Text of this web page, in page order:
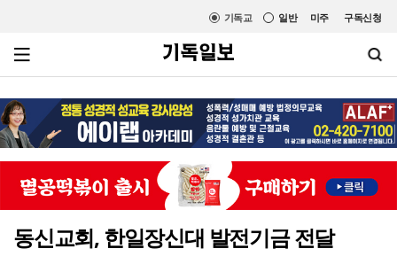
미주 구독신청
일반
기독교
동신교회, 한일장신대 발전기금 전달